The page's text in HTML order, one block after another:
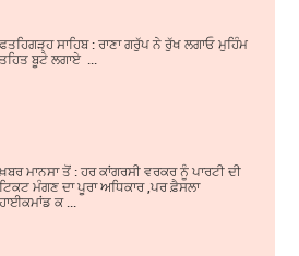
ਫਤਹਿਗੜ੍ਹ ਸਾਹਿਬ : ਰਾਣਾ ਗਰੁੱਪ ਨੇ ਰੁੱਖ ਲਗਾਓ ਮੁਹਿੰਮ
ਤਹਿਤ ਬੂਟੇ ਲਗਾਏ ...
ਖ਼ਬਰ ਮਾਨਸਾ ਤੋਂ : ਹਰ ਕਾਂਗਰਸੀ ਵਰਕਰ ਨੂੰ ਪਾਰਟੀ ਦੀ
ਟਿਕਟ ਮੰਗਣ ਦਾ ਪੂਰਾ ਅਧਿਕਾਰ ,ਪਰ ਫ਼ੈਸਲਾ
ਹਾਈਕਮਾਂਡ ਕ ...